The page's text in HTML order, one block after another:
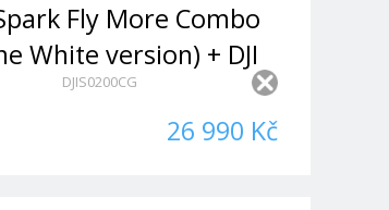
Fly More Combo
White version) + DJI
Goggles
DJIS0200CG
26 990 Kč